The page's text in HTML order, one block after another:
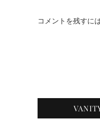
コメントを残すに